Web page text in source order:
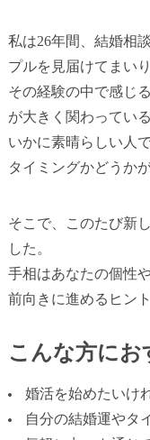
私は26年間、結婚相
プルを見届けてまい
その経験の中で感じ
が大きく関わってい
いかに素晴らしい人
タイミングかどうか
そこで、このたび新
した。
手相はあなたの個性
前向きに進めるヒン
こんな方にお
婚活を始めたいけ
自分の結婚運やタ